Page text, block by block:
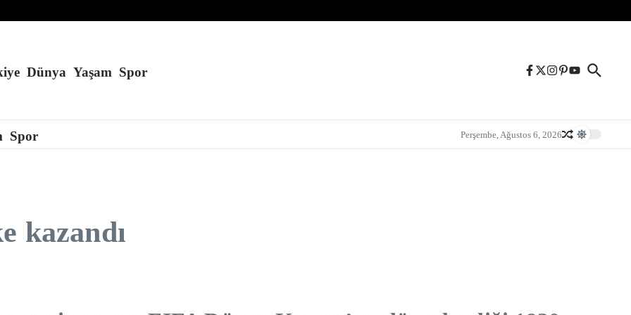
öne sürüldü
Dünya Yaşam Spor
Spor Perşembe, Ağustos 6, 2026
kazandı